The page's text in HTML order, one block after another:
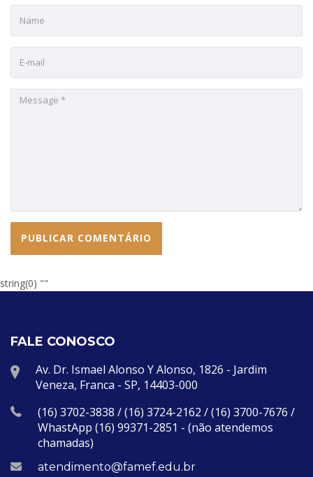
FALE CONOSCO
Av. Dr. Ismael Alonso Y Alonso, 1826 - Jardim
Veneza, Franca - SP, 14403-000
(16) 3702-3838 / (16) 3724-2162 / (16) 3700-7676 /
WhastApp (16) 99371-2851 - (não atendemos
chamadas)
atendimento@famef.edu.br
string(0) ""